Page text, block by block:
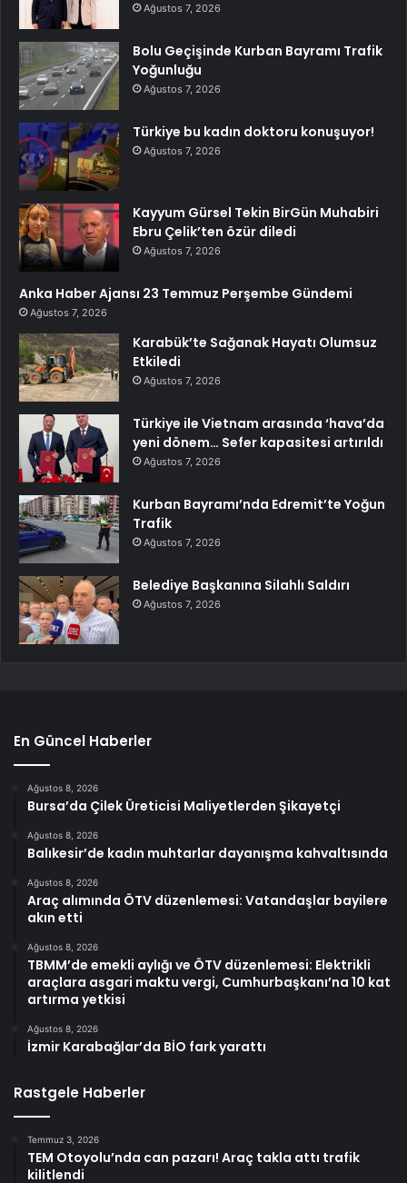
Ağustos 7, 2026
Bolu Geçişinde Kurban Bayramı Trafik
Yoğunluğu
Ağustos 7, 2026
Türkiye bu kadın doktoru konuşuyor!
Ağustos 7, 2026
Kayyum Gürsel Tekin BirGün Muhabiri
Ebru Çelik’ten özür diledi
Ağustos 7, 2026
Anka Haber Ajansı 23 Temmuz Perşembe Gündemi
Ağustos 7, 2026
Karabük’te Sağanak Hayatı Olumsuz
Etkiledi
Ağustos 7, 2026
Türkiye ile Vietnam arasında ‘hava’da
yeni dönem… Sefer kapasitesi artırıldı
Ağustos 7, 2026
Kurban Bayramı’nda Edremit’te Yoğun
Trafik
Ağustos 7, 2026
Belediye Başkanına Silahlı Saldırı
Ağustos 7, 2026
En Güncel Haberler
Ağustos 8, 2026
Bursa’da Çilek Üreticisi Maliyetlerden Şikayetçi
Ağustos 8, 2026
Balıkesir’de kadın muhtarlar dayanışma kahvaltısında
Ağustos 8, 2026
Araç alımında ÖTV düzenlemesi: Vatandaşlar bayilere
akın etti
Ağustos 8, 2026
TBMM’de emekli aylığı ve ÖTV düzenlemesi: Elektrikli
araçlara asgari maktu vergi, Cumhurbaşkanı’na 10 kat
artırma yetkisi
Ağustos 8, 2026
İzmir Karabağlar’da BİO fark yarattı
Rastgele Haberler
Temmuz 3, 2026
TEM Otoyolu’nda can pazarı! Araç takla attı trafik
kilitlendi